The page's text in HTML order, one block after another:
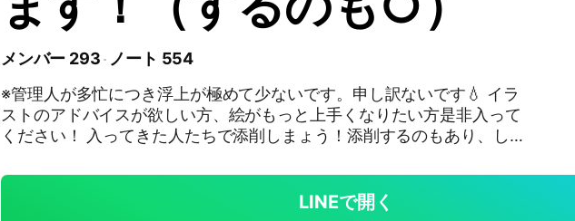
メンバー 293
ノート 554
※管理人が多忙につき浮上が極めて少ないです。申し訳ないです💧 イラ
ストのアドバイスが欲しい方、絵がもっと上手くなりたい方是非入って
ください！ 入ってきた人たちで添削しまょう！添削するのもあり、して
します✊🏻 大体すぐに返信できると思います！ 絵のコツなども答えられ
LINEで開く